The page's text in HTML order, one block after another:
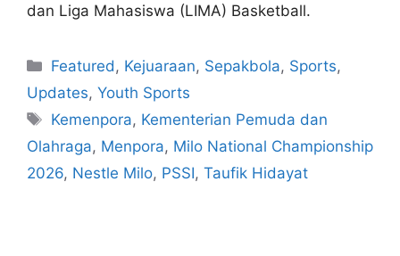
dan Liga Mahasiswa (LIMA) Basketball.
Featured , Kejuaraan, Sepakbola, Sports,
Updates, Youth Sports
Kemenpora, Kementerian Pemuda dan
Olahraga, Menpora, Milo National Championship
2026, Nestle Milo, PSSI, Taufik Hidayat